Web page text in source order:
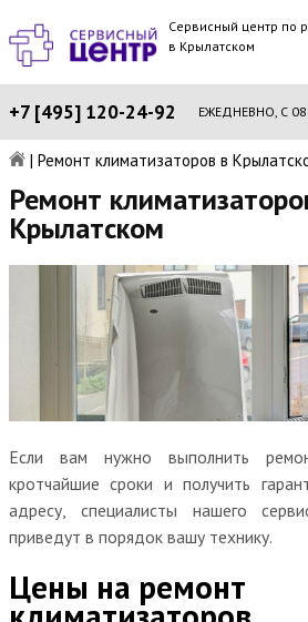
Сервисный центр по
в Крылатском
+7 [495] 120-24-92 ЕЖЕДНЕВНО, С
| Ремонт климатизаторов в
Ремонт
Крылатском
Если вам нужно выполнить
кротчайшие сроки и получить
адресу, специалисты нашего
приведут в порядок вашу технику.
Цены на ремонт